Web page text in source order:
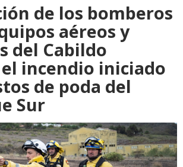
de los bomberos
aéreos y
del Cabildo
incendio iniciado
de poda del
Sur